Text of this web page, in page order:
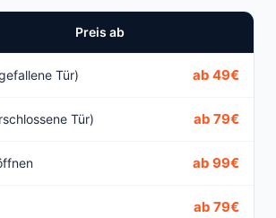
Preis ab
Tür) ab 49€
Tür) ab 79€
ab 99€
ab 79€